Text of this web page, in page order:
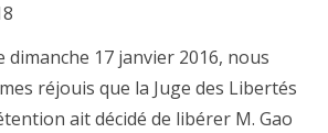
dimanche 17 janvier 2016, nous
réjouis que la Juge des Libertés
ait décidé de libérer M. Gao